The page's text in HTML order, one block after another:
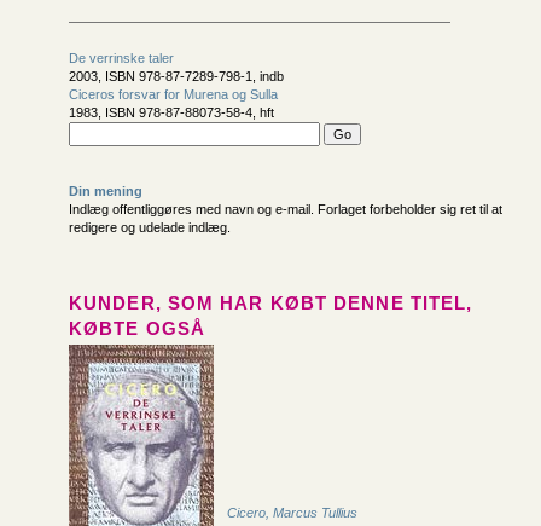
De verrinske taler
2003, ISBN 978-87-7289-798-1, indb
Ciceros forsvar for Murena og Sulla
1983, ISBN 978-87-88073-58-4, hft
Din mening
Indlæg offentliggøres med navn og e-mail. Forlaget forbeholder sig ret til at
redigere og udelade indlæg.
KUNDER, SOM HAR KØBT DENNE TITEL,
KØBTE OGSÅ
Cicero, Marcus Tullius